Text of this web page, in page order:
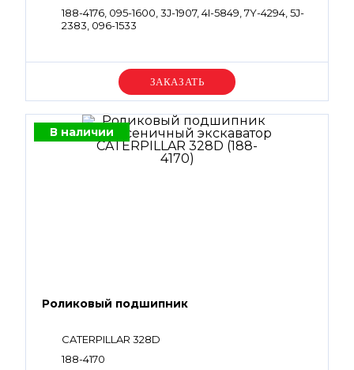
188-4176, 095-1600, 3J-1907, 4I-5849, 7Y-4294, 5J-
2383, 096-1533
Уточняйте цену
В наличии
Роликовый подшипник
CATERPILLAR 328D
188-4170